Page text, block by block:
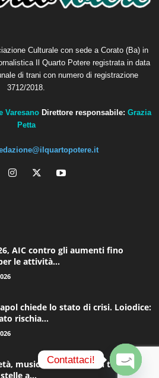
Culturale con sede a Corato (Ba) in
Il Quarto Potere registrata in data
di trani con numero di registrazione
3712/2018.
Varesano Direttore responsabile: Grazia
Petta
AIC contro gli aumenti fino
le attività...
chiede lo stato di crisi. Loiodice:
rischia...
musica e una notte in tenda
a...
Contattaci!